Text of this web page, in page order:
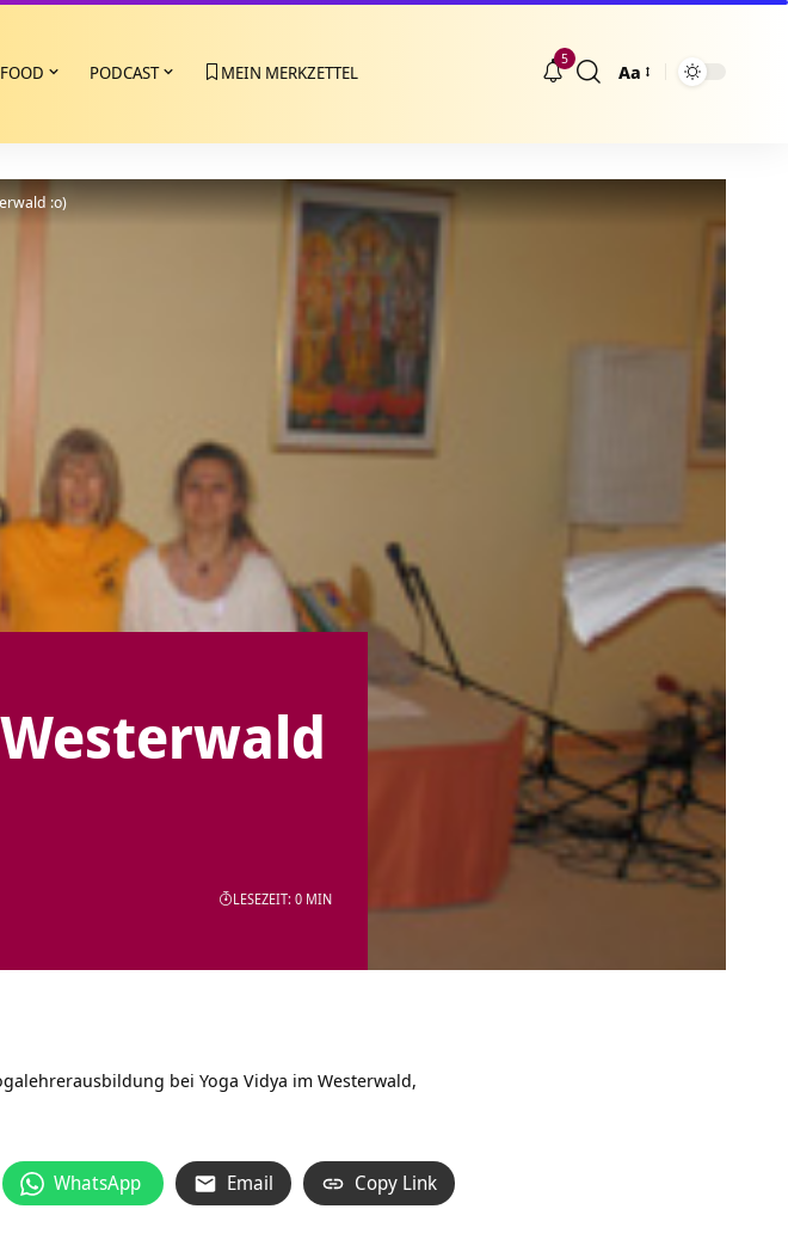
PODCAST MEIN MERKZETTEL
5
Größenänderung
Aa
:o)
LESEZEIT: 0 MIN
bei Yoga Vidya im Westerwald,
WhatsApp Email Copy Link